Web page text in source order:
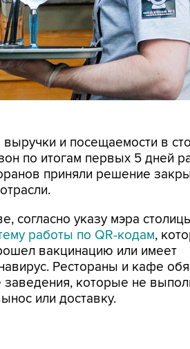
и посещаемости в
по итогам первых 5 дней
приняли решение
согласно указу мэра
работы по QR-кодам,
вакцинацию или имеет
Рестораны и кафе
которые не
или доставку.